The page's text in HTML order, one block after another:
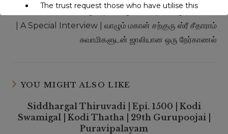
Seetharam Swamigal | Living Saint | Living Siddhar
| A Special Interview | வாழும் மகான் சற்குரு ஸ்ரீ சீதாராம்
சுவாமிகளுடன் ஜாலியான ஒரு நேர்காணல்
YOU MIGHT ALSO LIKE
Siddhargal Thiruvadi | Epi. 1500 | Kodi
Swamigal | Kodi Thatha | 29th Gurupoojai |
Puravipalayam
The trust request those who have utilise this
service may support to continue this service.